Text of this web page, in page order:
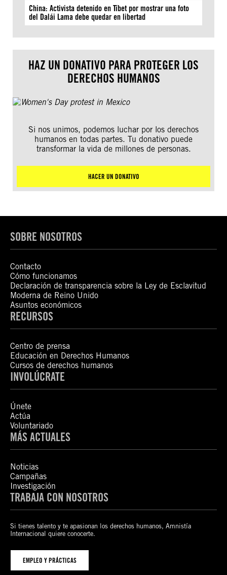
China: Activista detenido en Tíbet por mostrar una foto
del Dalái Lama debe quedar en libertad
HAZ UN DONATIVO PARA PROTEGER LOS
DERECHOS HUMANOS
Si nos unimos, podemos luchar por los derechos
humanos en todas partes. Tu donativo puede
transformar la vida de millones de personas.
HACER UN DONATIVO
SOBRE NOSOTROS
Contacto
Cómo funcionamos
Declaración de transparencia sobre la Ley de Esclavitud
Moderna de Reino Unido
Asuntos económicos
RECURSOS
Centro de prensa
Educación en Derechos Humanos
Cursos de derechos humanos
INVOLÚCRATE
Únete
Actúa
Voluntariado
MÁS ACTUALES
Noticias
Campañas
Investigación
TRABAJA CON NOSOTROS
Si tienes talento y te apasionan los derechos humanos, Amnistía
Internacional quiere conocerte.
EMPLEO Y PRÁCTICAS